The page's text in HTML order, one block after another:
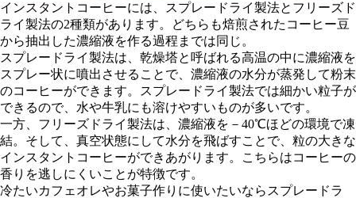
インスタントコーヒーには、スプレードライ製法とフリーズド
ライ製法の2種類があります。どちらも焙煎されたコーヒー豆
から抽出した濃縮液を作る過程までは同じ。
スプレードライ製法は、乾燥塔と呼ばれる高温の中に濃縮液を
スプレー状に噴出させることで、濃縮液の水分が蒸発して粉末
のコーヒーができます。スプレードライ製法では細かい粒子が
できるので、水や牛乳にも溶けやすいものが多いです。
一方、フリーズドライ製法は、濃縮液を－40℃ほどの環境で凍
結。そして、真空状態にして水分を飛ばすことで、粒の大きな
インスタントコーヒーができあがります。こちらはコーヒーの
香りを逃しにくいことが特徴です。
冷たいカフェオレやお菓子作りに使いたいならスプレードラ